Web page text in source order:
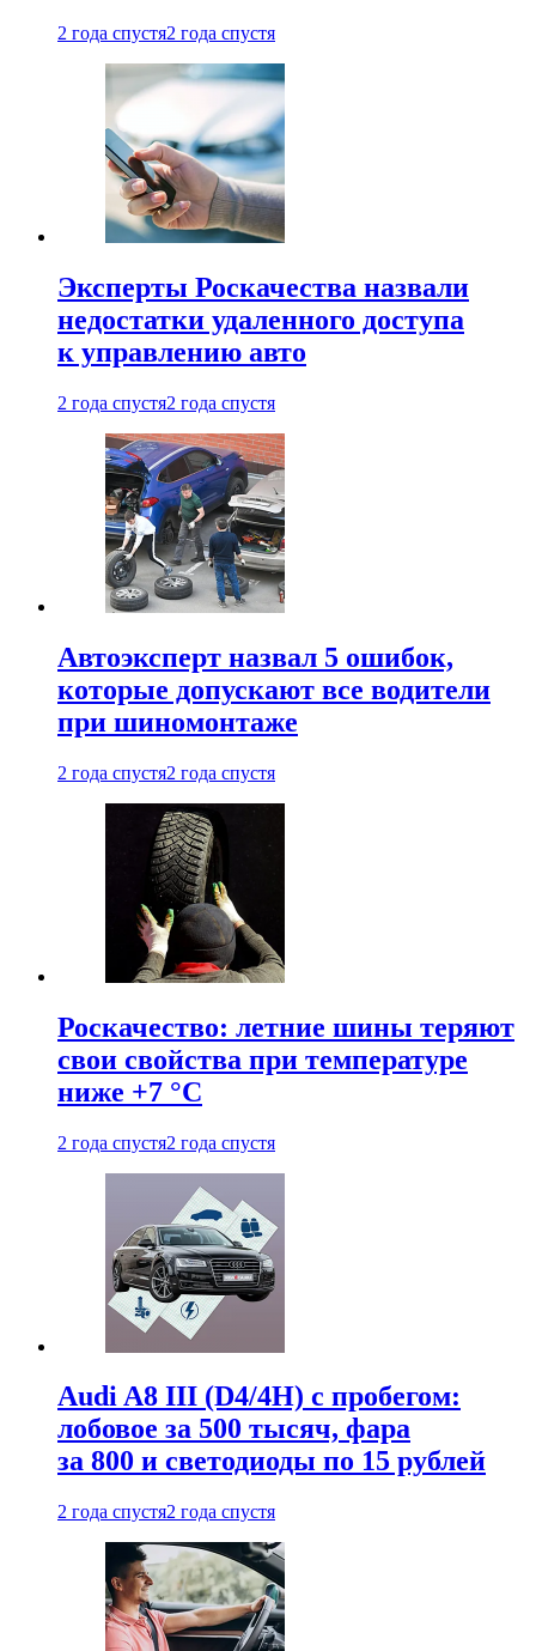
2 года спустя2 года спустя
Эксперты Роскачества назвали
недостатки удаленного доступа
к управлению авто
2 года спустя2 года спустя
Автоэксперт назвал 5 ошибок,
которые допускают все водители
при шиномонтаже
2 года спустя2 года спустя
Роскачество: летние шины теряют
свои свойства при температуре
ниже +7 °C
2 года спустя2 года спустя
Audi A8 III (D4/4H) c пробегом:
лобовое за 500 тысяч, фара
за 800 и светодиоды по 15 рублей
2 года спустя2 года спустя